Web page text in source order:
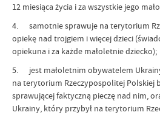
12 miesiąca życia i za wszystkie jego
4. samotnie sprawuje na terytorium
opiekę nad trojgiem i więcej dzieci
opiekuna i za każde małoletnie dziecko);
5. jest małoletnim obywatelem
na terytorium Rzeczypospolitej Polskiej
sprawującej faktyczną pieczę nad nim,
Ukrainy, który przybył na terytorium